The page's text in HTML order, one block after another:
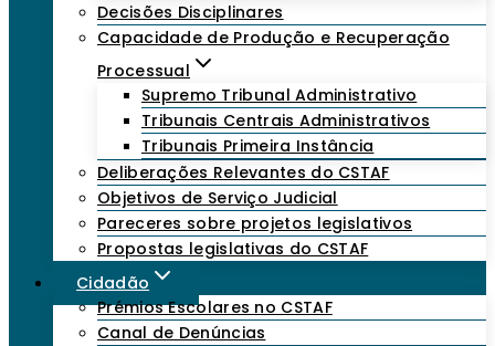
Decisões Disciplinares
Capacidade de Produção e Recuperação
Processual
Supremo Tribunal Administrativo
Tribunais Centrais Administrativos
Tribunais Primeira Instância
Deliberações Relevantes do CSTAF
Objetivos de Serviço Judicial
Pareceres sobre projetos legislativos
Propostas legislativas do CSTAF
Cidadão
Prémios Escolares no CSTAF
Canal de Denúncias